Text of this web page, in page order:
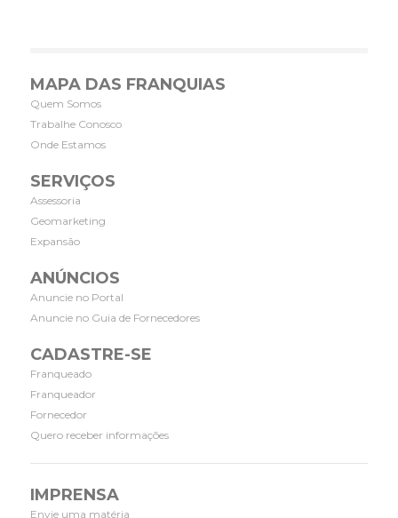
MAPA DAS FRANQUIAS
Quem Somos
Trabalhe Conosco
Onde Estamos
SERVIÇOS
Assessoria
Geomarketing
Expansão
ANÚNCIOS
Anuncie no Portal
Anuncie no Guia de Fornecedores
CADASTRE-SE
Franqueado
Franqueador
Fornecedor
Quero receber informações
IMPRENSA
Envie uma matéria